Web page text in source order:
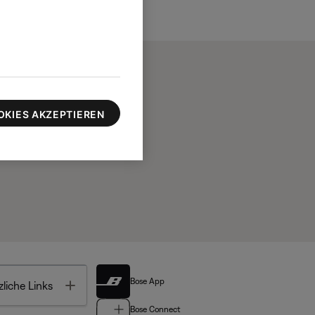
Links Toggle Bose App
Bose Connect
AKZEPTIEREN